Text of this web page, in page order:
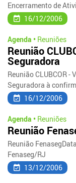
Encerramento de
16/12/2006
Agenda • Reuniões
Reunião
Seguradora
Reunião CLUBCOR
Seguradora à
16/12/2006
Agenda • Reuniões
Reunião
Reunião
Fenaseg/RJ
13/12/2006